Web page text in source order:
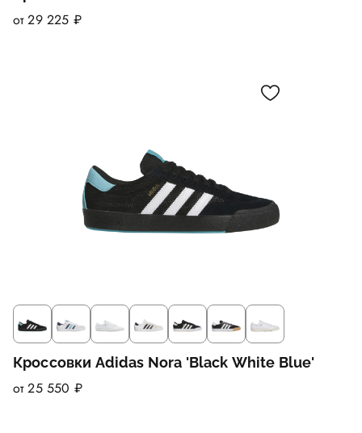
от 29 225 ₽
Кроссовки Adidas Nora 'Black White Blue'
от 25 550 ₽